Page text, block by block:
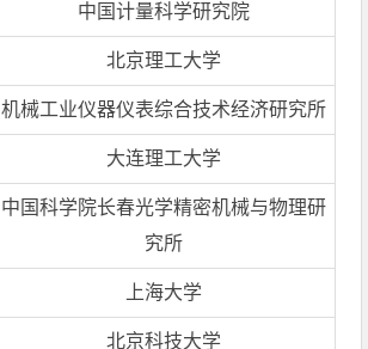
中国计量科学研究院
北京理工大学
机械工业仪器仪表综合技术经济研究所
大连理工大学
中国科学院长春光学精密机械与物理研
究所
上海大学
北京科技大学